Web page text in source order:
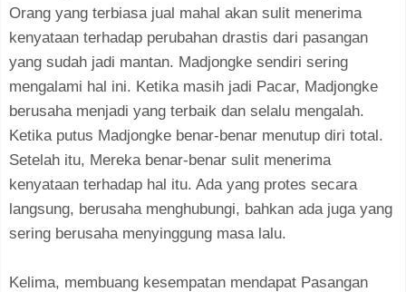
Orang yang terbiasa jual mahal akan sulit menerima
kenyataan terhadap perubahan drastis dari pasangan
yang sudah jadi mantan. Madjongke sendiri sering
mengalami hal ini. Ketika masih jadi Pacar, Madjongke
berusaha menjadi yang terbaik dan selalu mengalah.
Ketika putus Madjongke benar-benar menutup diri total.
Setelah itu, Mereka benar-benar sulit menerima
kenyataan terhadap hal itu. Ada yang protes secara
langsung, berusaha menghubungi, bahkan ada juga yang
sering berusaha menyinggung masa lalu.
Kelima, membuang kesempatan mendapat Pasangan